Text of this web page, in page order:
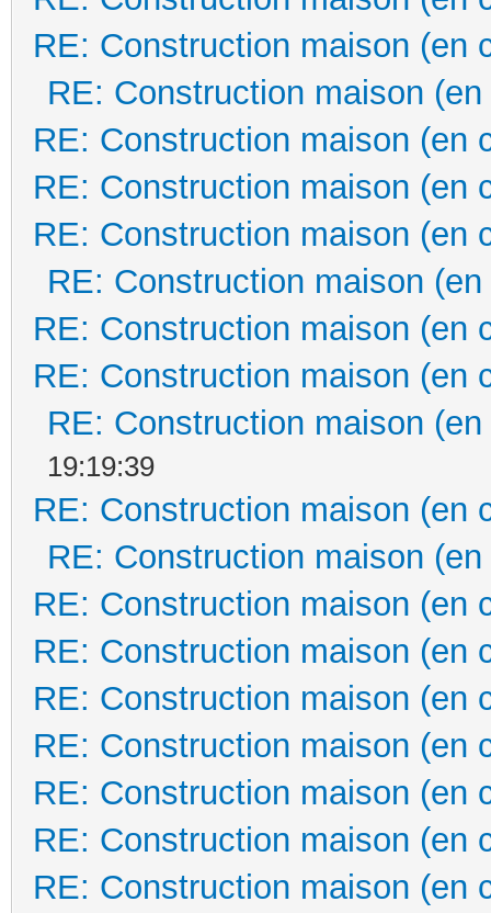
RE: Construction maison (en
RE: Construction maison
RE: Construction maison (en
RE: Construction maison (en
RE: Construction maison (en
RE: Construction maison
RE: Construction maison (en
RE: Construction maison (en
RE: Construction maison
19:19:39
RE: Construction maison (en
RE: Construction maison
RE: Construction maison (en
RE: Construction maison (en
RE: Construction maison (en
RE: Construction maison (en
RE: Construction maison (en
RE: Construction maison (en
RE: Construction maison (en